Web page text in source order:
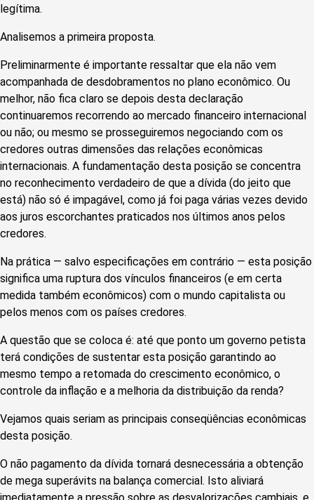
legítima.
Analisemos a primeira proposta.
Preliminarmente é importante ressaltar que ela não vem
acompanhada de desdobramentos no plano econômico. Ou
melhor, não fica claro se depois desta declaração
continuaremos recorrendo ao mercado financeiro internacional
ou não; ou mesmo se prosseguiremos negociando com os
credores outras dimensões das relações econômicas
internacionais. A fundamentação desta posição se concentra
no reconhecimento verdadeiro de que a dívida (do jeito que
está) não só é impagável, como já foi paga várias vezes devido
aos juros escorchantes praticados nos últimos anos pelos
credores.
Na prática — salvo especificações em contrário — esta posição
significa uma ruptura dos vínculos financeiros (e em certa
medida também econômicos) com o mundo capitalista ou
pelos menos com os países credores.
A questão que se coloca é: até que ponto um governo petista
terá condições de sustentar esta posição garantindo ao
mesmo tempo a retomada do crescimento econômico, o
controle da inflação e a melhoria da distribuição da renda?
Vejamos quais seriam as principais conseqüências econômicas
desta posição.
O não pagamento da dívida tornará desnecessária a obtenção
de mega superávits na balança comercial. Isto aliviará